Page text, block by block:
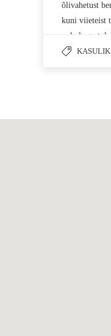
õlivahetust
kuni viieteist
puhul aga
tagant.